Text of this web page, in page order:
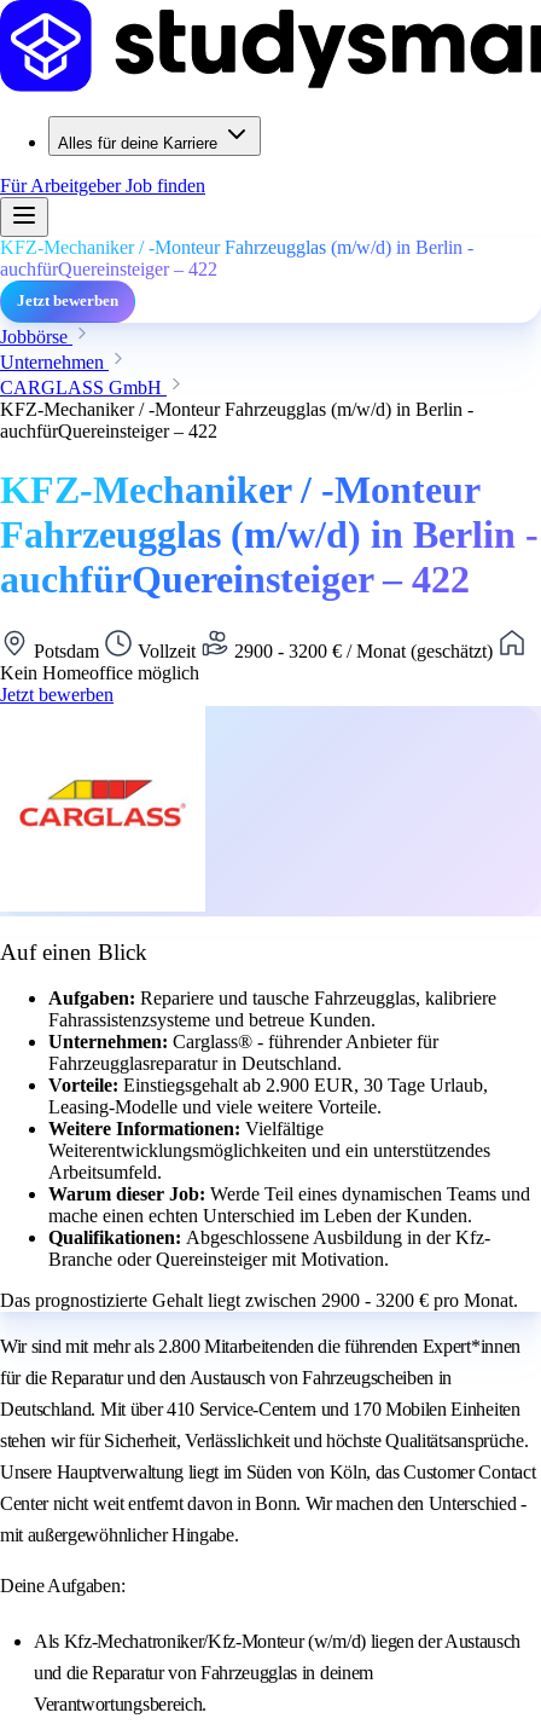
Alles für deine Karriere
Für ArbeitgeberJob finden
KFZ-Mechaniker / -Monteur Fahrzeugglas (m/w/d) in Berlin -
auchfürQuereinsteiger – 422
Jetzt bewerben
Jobbörse
Unternehmen
CARGLASS GmbH
KFZ-Mechaniker / -Monteur Fahrzeugglas (m/w/d) in Berlin -
auchfürQuereinsteiger – 422
KFZ-Mechaniker / -Monteur
Fahrzeugglas (m/w/d) in Berlin -
auchfürQuereinsteiger – 422
Potsdam Vollzeit
2900 - 3200 € / Monat (geschätzt)
Kein Homeoffice möglich
Jetzt bewerben
Auf einen Blick
Aufgaben: Repariere und tausche Fahrzeugglas, kalibriere
Fahrassistenzsysteme und betreue Kunden.
Unternehmen: Carglass® - führender Anbieter für
Fahrzeugglasreparatur in Deutschland.
Vorteile: Einstiegsgehalt ab 2.900 EUR, 30 Tage Urlaub,
Leasing-Modelle und viele weitere Vorteile.
Weitere Informationen: Vielfältige
Weiterentwicklungsmöglichkeiten und ein unterstützendes
Arbeitsumfeld.
Warum dieser Job: Werde Teil eines dynamischen Teams und
mache einen echten Unterschied im Leben der Kunden.
Qualifikationen: Abgeschlossene Ausbildung in der Kfz-
Branche oder Quereinsteiger mit Motivation.
Das prognostizierte Gehalt liegt zwischen 2900 - 3200 € pro Monat.
Wir sind mit mehr als 2.800 Mitarbeitenden die führenden Expert*innen
für die Reparatur und den Austausch von Fahrzeugscheiben in
Deutschland. Mit über 410 Service-Centern und 170 Mobilen Einheiten
stehen wir für Sicherheit, Verlässlichkeit und höchste Qualitätsansprüche.
Unsere Hauptverwaltung liegt im Süden von Köln, das Customer Contact
Center nicht weit entfernt davon in Bonn. Wir machen den Unterschied -
mit außergewöhnlicher Hingabe.
Deine Aufgaben:
Als Kfz-Mechatroniker/Kfz-Monteur (w/m/d) liegen der Austausch
und die Reparatur von Fahrzeugglas in deinem
Verantwortungsbereich.